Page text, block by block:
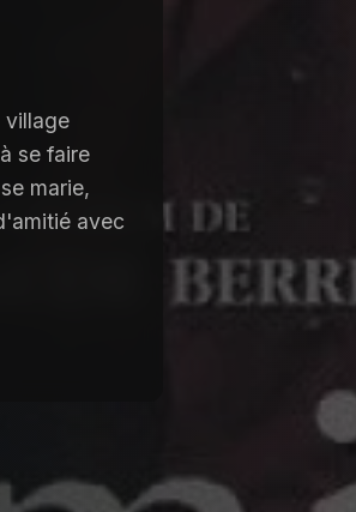
village
se faire
marie,
avec